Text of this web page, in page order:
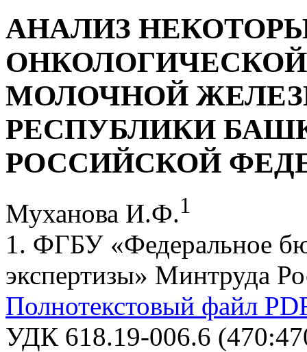
АНАЛИЗ
МОЛОЧНОЙ
РЕСПУБЛИКИ
РОССИЙСКОЙ
Муханова И.Ф.1
1. ФГБУ «Федеральное
экспертизы» Минтруда
Полнотекстовый файл
УДК 618.19-006.6